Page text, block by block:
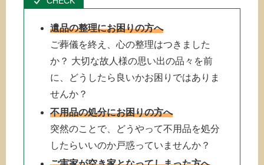
遺品の整理にお困りの方へ
ご葬儀を終え、心の整理はつきました
か？ 大切な故人様の思い出の品々を前
に、どうしたら良いかお困りではありま
せんか？
不用品の処分にお困りの方へ
突然のことで、どうやって不用品を処分
したらいいのか戸惑っていませんか？